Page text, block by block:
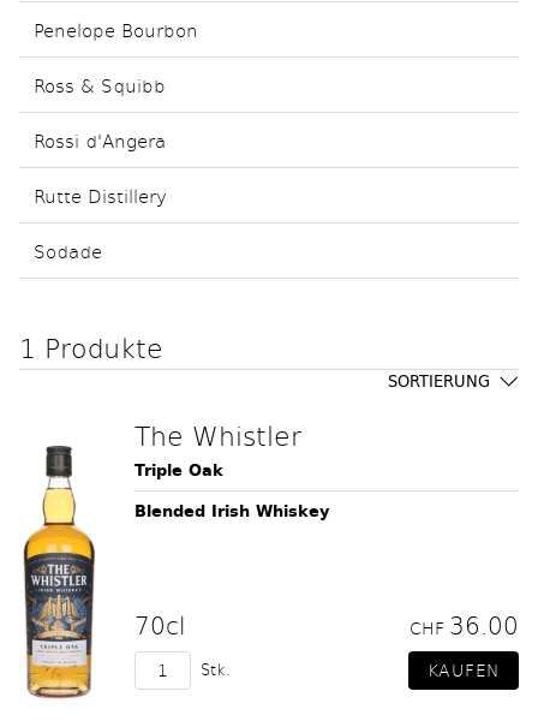
Penelope Bourbon
Ross & Squibb
Rossi d'Angera
Rutte Distillery
Sodade
1 Produkte
SORTIERUNG
The Whistler
Triple Oak
Blended Irish Whiskey
70cl CHF 36.00
Stk.